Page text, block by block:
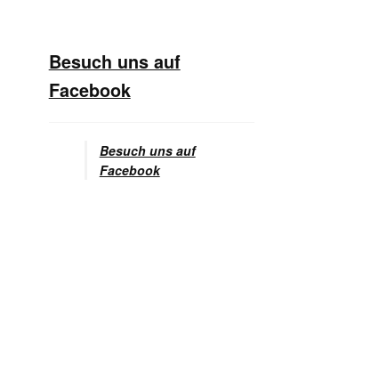
Besuch uns auf
Facebook
Besuch uns auf
Facebook